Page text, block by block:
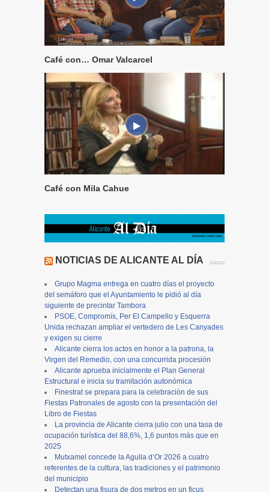
Café con… Omar Valcarcel
Café con Mila Cahue
NOTICIAS DE ALICANTE AL DÍA
Grupo Magma entrega en cuatro días el proyecto
del semáforo que el Ayuntamiento le pidió al día
siguiente de precintar Tambora
PSOE, Compromís, Per El Campello y Esquerra
Unida rechazan ampliar el vertedero de Les Canyades
y exigen su cierre
Alicante cierra los actos en honor a la patrona, la
Virgen del Remedio, con una concurrida procesión
Alicante aprueba inicialmente el Plan General
Estructural e inicia su tramitación autonómica
Finestrat se prepara para la celebración de sus
Fiestas Patronales de agosto con la presentación del
Libro de Fiestas
La provincia de Alicante cierra julio con una tasa de
ocupación turística del 88,6%, 1,6 puntos más que en
2025
Mutxamel concede la Agulla d’Or 2026 a cuatro
referentes de la cultura, las tradiciones y el patrimonio
del municipio
Detectan una fisura de dos metros en un ficus